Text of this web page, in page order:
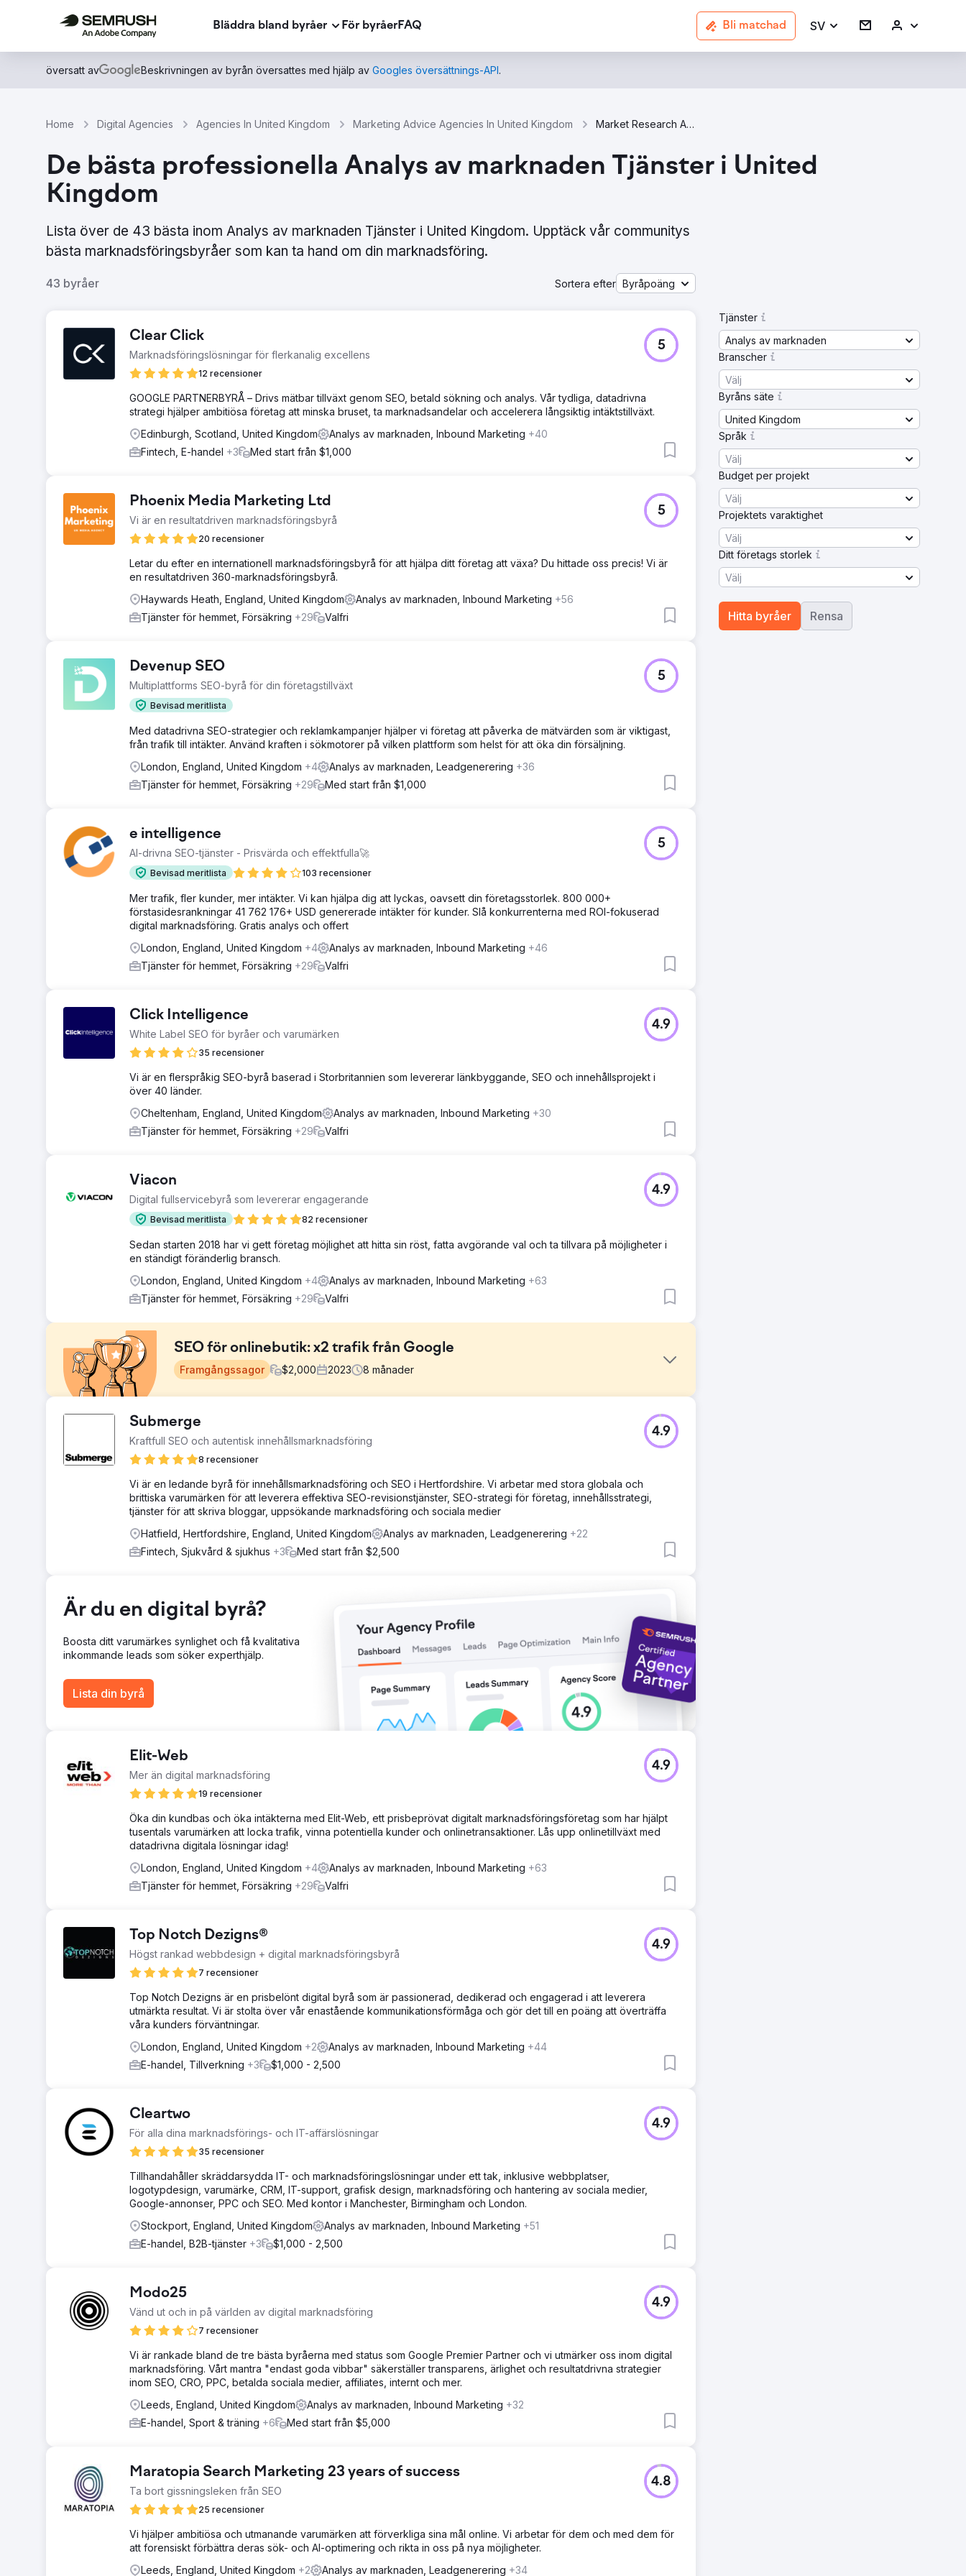
Bläddra bland byråer För byråerFAQ Bli matchad SV
översatt av Beskrivningen av byrån översattes med hjälp av Googles översättnings-API.
Home Digital Agencies Agencies In United Kingdom Marketing Advice Agencies In United Kingdom Market Research Agencies In United Kingdom
De bästa professionella Analys av marknaden Tjänster i United
Kingdom
Lista över de 43 bästa inom Analys av marknaden Tjänster i United Kingdom. Upptäck vår communitys
bästa marknadsföringsbyråer som kan ta hand om din marknadsföring.
43 byråer Sortera efter Byråpoäng
Clear Click
Marknadsföringslösningar för flerkanalig excellens
12 recensioner
5
GOOGLE PARTNERBYRÅ – Drivs mätbar tillväxt genom SEO, betald sökning och analys. Vår tydliga, datadrivna
strategi hjälper ambitiösa företag att minska bruset, ta marknadsandelar och accelerera långsiktig intäktstillväxt.
Edinburgh, Scotland, United Kingdom
Analys av marknaden, Inbound Marketing +40
Fintech, E-handel +3 Med start från $1,000
Phoenix Media Marketing Ltd
Vi är en resultatdriven marknadsföringsbyrå
20 recensioner
5
Letar du efter en internationell marknadsföringsbyrå för att hjälpa ditt företag att växa? Du hittade oss precis! Vi är
en resultatdriven 360-marknadsföringsbyrå.
Haywards Heath, England, United Kingdom
Analys av marknaden, Inbound Marketing +56
Tjänster för hemmet, Försäkring +29 Valfri
Devenup SEO
Multiplattforms SEO-byrå för din företagstillväxt
Bevisad meritlista
5
Med datadrivna SEO-strategier och reklamkampanjer hjälper vi företag att påverka de mätvärden som är viktigast,
från trafik till intäkter. Använd kraften i sökmotorer på vilken plattform som helst för att öka din försäljning.
London, England, United Kingdom +4 Analys av marknaden, Leadgenerering +36
Tjänster för hemmet, Försäkring +29 Med start från $1,000
e intelligence
AI-drivna SEO-tjänster - Prisvärda och effektfulla🚀
Bevisad meritlista 103 recensioner
5
Mer trafik, fler kunder, mer intäkter. Vi kan hjälpa dig att lyckas, oavsett din företagsstorlek. 800 000+
förstasidesrankningar 41 762 176+ USD genererade intäkter för kunder. Slå konkurrenterna med ROI-fokuserad
digital marknadsföring. Gratis analys och offert
London, England, United Kingdom +4 Analys av marknaden, Inbound Marketing +46
Tjänster för hemmet, Försäkring +29 Valfri
Click Intelligence
White Label SEO för byråer och varumärken
35 recensioner
4.9
Vi är en flerspråkig SEO-byrå baserad i Storbritannien som levererar länkbyggande, SEO och innehållsprojekt i
över 40 länder.
Cheltenham, England, United Kingdom
Analys av marknaden, Inbound Marketing +30
Tjänster för hemmet, Försäkring +29 Valfri
Viacon
Digital fullservicebyrå som levererar engagerande
Bevisad meritlista 82 recensioner
4.9
Sedan starten 2018 har vi gett företag möjlighet att hitta sin röst, fatta avgörande val och ta tillvara på möjligheter i
en ständigt föränderlig bransch.
London, England, United Kingdom +4 Analys av marknaden, Inbound Marketing +63
Tjänster för hemmet, Försäkring +29 Valfri
SEO för onlinebutik: x2 trafik från Google
Framgångssagor $2,000 2023 8 månader
Utmaning
OLAY är en stor internationell kosmetika- och hudvårdsbutik på nätet. Utmaning: - Små trafikvolymer, givet verksamheten i flera
länder. - Behovet av att nå toppen av sökresultaten för vissa frågor. – Viljan att på kort sikt täcka en större målgrupp.
Lösning
Elit-Web-teamet analyserade webbplatsen och huvudkonkurrenterna, såväl som målgruppen. Därefter kontrollerade den
webbresursen för fel och brister, utvecklade en strategi för ytterligare optimering och marknadsföring. Nytt innehåll skapades för
webbplatsen och det befintliga innehållet optimerades.
Om tidigare de organiska trafikvolymerna på vår webbplats var cirka 53 000 besök från sök, så ökade siffran till 121 000 tack
vare Elit-Web-teamets arbete. Nu får vi nästan två och en halv gånger mer trafik från sök.
Gå till byråsida
Submerge
Kraftfull SEO och autentisk innehållsmarknadsföring
8 recensioner
4.9
Vi är en ledande byrå för innehållsmarknadsföring och SEO i Hertfordshire. Vi arbetar med stora globala och
brittiska varumärken för att leverera effektiva SEO-revisionstjänster, SEO-strategi för företag, innehållsstrategi,
tjänster för att skriva bloggar, uppsökande marknadsföring och sociala medier
Hatfield, Hertfordshire, England, United Kingdom
Analys av marknaden, Leadgenerering +22
Fintech, Sjukvård & sjukhus +3 Med start från $2,500
Är du en digital byrå?
Boosta ditt varumärkes synlighet och få kvalitativa
inkommande leads som söker experthjälp.
Lista din byrå
Elit-Web
Mer än digital marknadsföring
19 recensioner
4.9
Öka din kundbas och öka intäkterna med Elit-Web, ett prisbeprövat digitalt marknadsföringsföretag som har hjälpt
tusentals varumärken att locka trafik, vinna potentiella kunder och onlinetransaktioner. Lås upp onlinetillväxt med
datadrivna digitala lösningar idag!
London, England, United Kingdom +4 Analys av marknaden, Inbound Marketing +63
Tjänster för hemmet, Försäkring +29 Valfri
Top Notch Dezigns®
Högst rankad webbdesign + digital marknadsföringsbyrå
7 recensioner
4.9
Top Notch Dezigns är en prisbelönt digital byrå som är passionerad, dedikerad och engagerad i att leverera
utmärkta resultat. Vi är stolta över vår enastående kommunikationsförmåga och gör det till en poäng att överträffa
våra kunders förväntningar.
London, England, United Kingdom +2 Analys av marknaden, Inbound Marketing +44
E-handel, Tillverkning +3 $1,000 - 2,500
Cleartwo
För alla dina marknadsförings- och IT-affärslösningar
35 recensioner
4.9
Tillhandahåller skräddarsydda IT- och marknadsföringslösningar under ett tak, inklusive webbplatser,
logotypdesign, varumärke, CRM, IT-support, grafisk design, marknadsföring och hantering av sociala medier,
Google-annonser, PPC och SEO. Med kontor i Manchester, Birmingham och London.
Stockport, England, United Kingdom
Analys av marknaden, Inbound Marketing +51
E-handel, B2B-tjänster +3 $1,000 - 2,500
Modo25
Vänd ut och in på världen av digital marknadsföring
7 recensioner
4.9
Vi är rankade bland de tre bästa byråerna med status som Google Premier Partner och vi utmärker oss inom digital
marknadsföring. Vårt mantra "endast goda vibbar" säkerställer transparens, ärlighet och resultatdrivna strategier
inom SEO, CRO, PPC, betalda sociala medier, affiliates, internt och mer.
Leeds, England, United Kingdom
Analys av marknaden, Inbound Marketing +32
E-handel, Sport & träning +6 Med start från $5,000
Maratopia Search Marketing 23 years of success
Ta bort gissningsleken från SEO
25 recensioner
4.8
Vi hjälper ambitiösa och utmanande varumärken att förverkliga sina mål online. Vi arbetar för dem och med dem för
att forensiskt förbättra deras sök- och AI-optimering och rikta in oss på nya möjligheter.
Leeds, England, United Kingdom +2 Analys av marknaden, Leadgenerering +34
Tjänster
Analys av marknaden
Branscher
Välj
Byråns säte
United Kingdom
Språk
Välj
Budget per projekt
Välj
Projektets varaktighet
Välj
Ditt företags storlek
Välj
Hitta byråer Rensa